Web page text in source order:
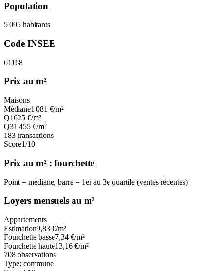
Population
5 095 habitants
Code INSEE
61168
Prix au m²
Maisons
Médiane1 081 €/m²
Q1625 €/m²
Q31 455 €/m²
183 transactions
Score1/10
Prix au m² : fourchette
Point = médiane, barre = 1er au 3e quartile (ventes récentes)
Loyers mensuels au m²
Appartements
Estimation9,83 €/m²
Fourchette basse7,34 €/m²
Fourchette haute13,16 €/m²
708 observations
Type: commune